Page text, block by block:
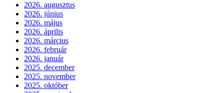
2026. augusztus
2026. június
2026. május
2026. április
2026. március
2026. február
2026. január
2025. december
2025. november
2025. október